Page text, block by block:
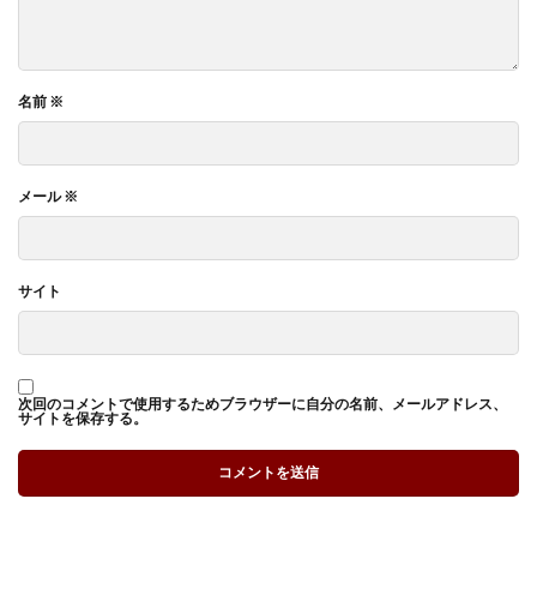
名前 ※
メール※
サイト
次回のコメントで使用するためブラウザーに自分の名前、メールアドレス、
サイトを保存する。